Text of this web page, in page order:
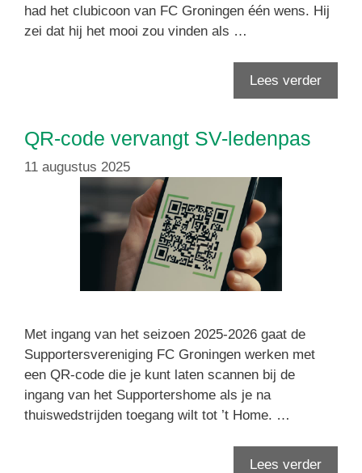
had het clubicoon van FC Groningen één wens. Hij
zei dat hij het mooi zou vinden als …
Lees verder
QR-code vervangt SV-ledenpas
11 augustus 2025
Met ingang van het seizoen 2025-2026 gaat de
Supportersvereniging FC Groningen werken met
een QR-code die je kunt laten scannen bij de
ingang van het Supportershome als je na
thuiswedstrijden toegang wilt tot ’t Home. …
Lees verder